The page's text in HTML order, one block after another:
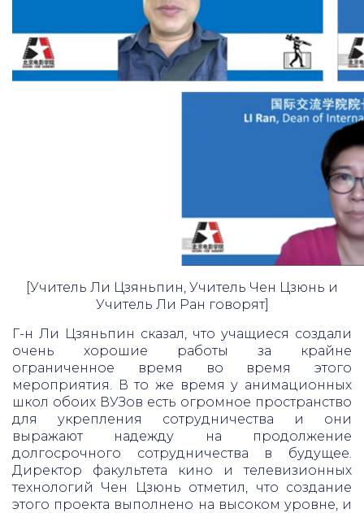
[Учитель Ли Цзяньпин, Учитель Чен Цзюнь и
Учитель Ли Ран говорят]
Г-н Ли Цзяньпин сказал, что учащиеся создали
очень хорошие работы за крайне
ограниченное время во время этого
мероприятия. В то же время у анимационных
школ обоих ВУЗов есть огромное пространство
для укрепления сотрудничества и они
выражают надежду на продолжение
долгосрочного сотрудничества в будущее.
Директор факультета кино и телевизионных
технологий Чен Цзюнь отметил, что создание
этого проекта выполнено на высоком уровне, и